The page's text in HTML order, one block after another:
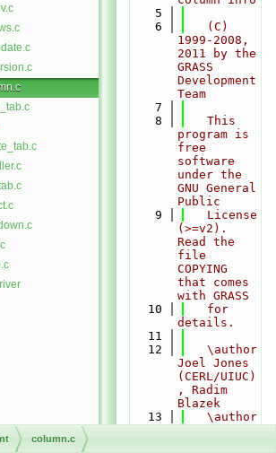
    5
    6
   (C)
1999-2008,
2011 by the
GRASS
Development
Team
    7
    8
   This
program is
free
software
under the
GNU General
Public
    9
   License
(>=v2).
Read the
file
COPYING
that comes
with GRASS
   10
   for
details.
   11
   12
   \author
Joel Jones
(CERL/UIUC)
, Radim
Blazek
   13
   \author
column.c